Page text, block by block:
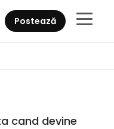
Postează
cand devine